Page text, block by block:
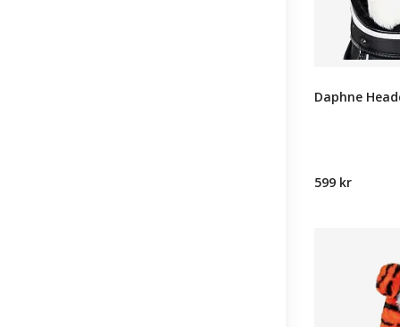
Daphne
599 kr